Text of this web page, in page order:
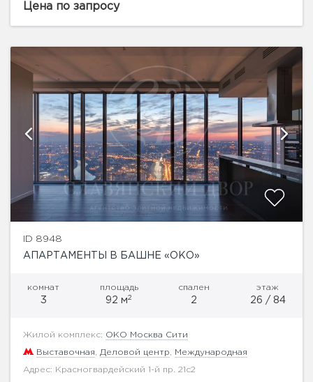
создать для жителей атмосферу непревзойденной
Цена по запросу
ID 8948
АПАРТАМЕНТЫ В БАШНЕ «ОКО»
комнат
3
площадь
92 м2
спален
2
этаж
26 / 84
Жилой комплекс: ОКО Москва Сити
Выставочная Деловой центр Международная
Адрес: Красногвардейский 1-й пр. 21с2